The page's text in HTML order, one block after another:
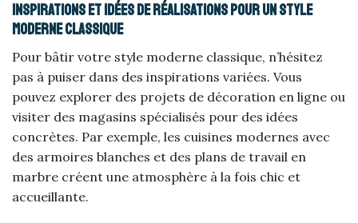
Inspirations et idées de réalisations pour un style
moderne classique
Pour bâtir votre style moderne classique, n’hésitez
pas à puiser dans des inspirations variées. Vous
pouvez explorer des projets de décoration en ligne ou
visiter des magasins spécialisés pour des idées
concrètes. Par exemple, les cuisines modernes avec
des armoires blanches et des plans de travail en
marbre créent une atmosphère à la fois chic et
accueillante.